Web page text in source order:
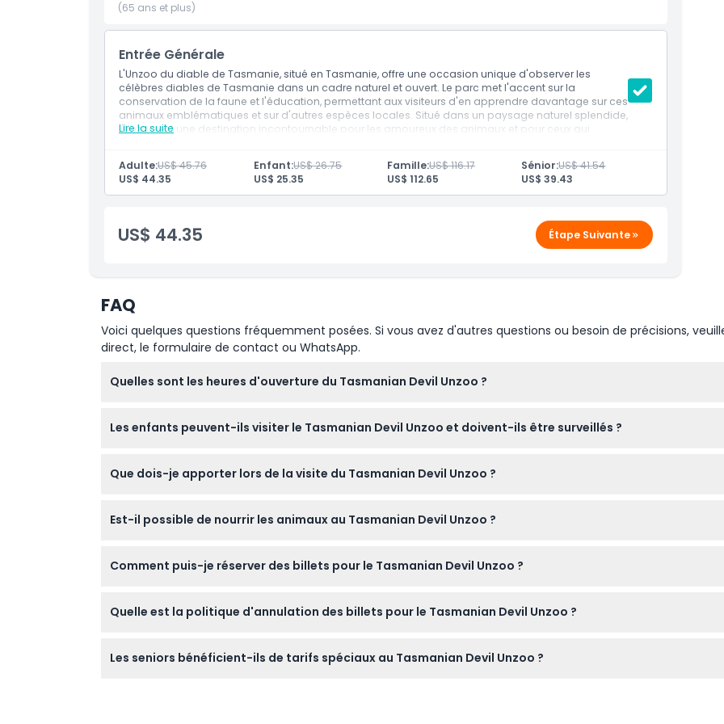
Que vous soyez un amoureux de la nature, un passionné d'animaux ou simplement à la recherche
d'une expérience amusante et éducative, l'Unzoo du Diable de Tasmanie est une destination
incontournable en Tasmanie. Il offre une occasion unique de voir de près ces créatures fascinantes
tout en soutenant un travail de conservation important. Assurez-vous de visiter l'Unzoo du Diable de
Tasmanie lors de votre prochain voyage en Tasmanie et découvrez la faune étonnante qui habite
Points forts
Inclus
Exclus
Heures d'ouverture
À savoir
Emplacement
Comment échanger
Politique d'annulation
(65 ans et plus)
Entrée Générale
L'Unzoo du diable de Tasmanie, situé en Tasmanie, offre une occasion unique d'observer les
célèbres diables de Tasmanie dans un cadre naturel et ouvert. Le parc met l'accent sur la
conservation de la faune et l'éducation, permettant aux visiteurs d'en apprendre davantage sur ces
animaux emblématiques et sur d'autres espèces locales. Situé dans un paysage naturel splendide,
l'Unzoo est une destination incontournable pour les amoureux des animaux et pour ceux qui
Lire la suite
Adulte:US$ 45.76
US$ 44.35
Enfant:US$ 26.75
US$ 25.35
Famille:US$ 116.17
US$ 112.65
Sénior:US$ 41.54
US$ 39.43
US$ 44.35 Étape Suivante
FAQ
Voici quelques questions fréquemment posées. Si vous avez d'autres questions ou besoin de précisions,
direct, le formulaire de contact ou WhatsApp.
Quelles sont les heures d'ouverture du Tasmanian Devil Unzoo ?
moment de la réservation).
Les enfants peuvent-ils visiter le Tasmanian Devil Unzoo et doivent-ils être surveillés ?
gratuite.
Que dois-je apporter lors de la visite du Tasmanian Devil Unzoo ?
capturer votre expérience de la faune.
Est-il possible de nourrir les animaux au Tasmanian Devil Unzoo ?
Comment puis-je réserver des billets pour le Tasmanian Devil Unzoo ?
vérifiant la disponibilité.
Quelle est la politique d'annulation des billets pour le Tasmanian Devil Unzoo ?
Les seniors bénéficient-ils de tarifs spéciaux au Tasmanian Devil Unzoo ?